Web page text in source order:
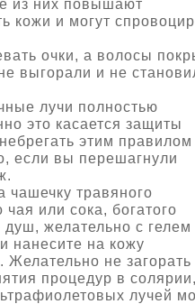
из них повышают
кожи и могут
очки, а волосы
выгорали и не
лучи полностью
это касается защиты
этим правилом
если вы перешагнули
чашечку травяного
или сока, богатого
желательно с гелем
нанесите на кожу
не загорать
процедур в
лучей